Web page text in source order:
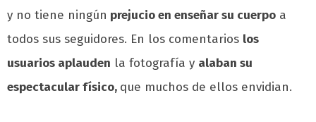
y no tiene ningún prejucio en enseñar su cuerpo a
todos sus seguidores. En los comentarios los
usuarios aplauden la fotografía y alaban su
espectacularfísico, que muchos de ellos envidian.